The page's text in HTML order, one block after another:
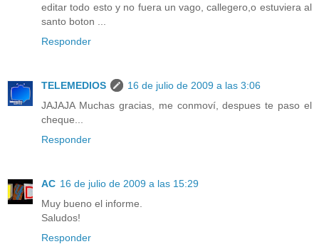
editar todo esto y no fuera un vago, callegero,o estuviera al
santo boton ...
Responder
TELEMEDIOS
16 de julio de 2009 a las 3:06
JAJAJA Muchas gracias, me conmoví, despues te paso el
cheque...
Responder
AC 16 de julio de 2009 a las 15:29
Muy bueno el informe.
Saludos!
Responder